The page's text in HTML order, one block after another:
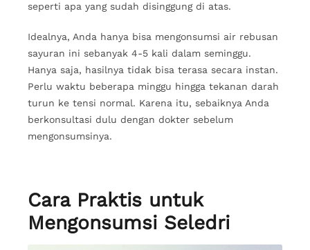
seperti apa yang sudah disinggung di atas.
Idealnya, Anda hanya bisa mengonsumsi air rebusan
sayuran ini sebanyak 4-5 kali dalam seminggu.
Hanya saja, hasilnya tidak bisa terasa secara instan.
Perlu waktu beberapa minggu hingga tekanan darah
turun ke tensi normal. Karena itu, sebaiknya Anda
berkonsultasi dulu dengan dokter sebelum
mengonsumsinya.
Cara Praktis untuk
Mengonsumsi Seledri